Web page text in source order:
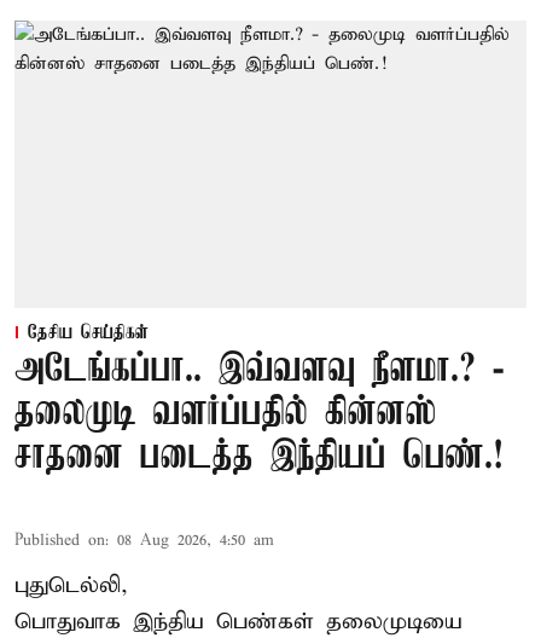
தேசிய செய்திகள்
அடேங்கப்பா.. இவ்வளவு நீளமா.? -
தலைமுடி வளர்ப்பதில் கின்னஸ்
சாதனை படைத்த இந்தியப் பெண்.!
Published on: 08 Aug 2026, 4:50 am
புதுடெல்லி,
பொதுவாக இந்திய பெண்கள் தலைமுடியை